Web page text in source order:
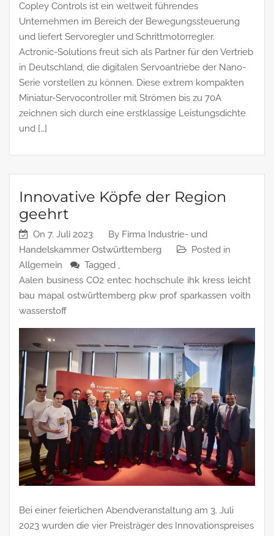
Copley Controls ist ein weltweit führendes
Unternehmen im Bereich der Bewegungssteuerung
und liefert Servoregler und Schrittmotorregler.
Actronic-Solutions freut sich als Partner für den Vertrieb
in Deutschland, die digitalen Servoantriebe der Nano-
Serie vorstellen zu können. Diese extrem kompakten
Miniatur-Servocontroller mit Strömen bis zu 70A
zeichnen sich durch eine erstklassige Leistungsdichte
und […]
Innovative Köpfe der Region
geehrt
On 7. Juli 2023 By Firma Industrie- und
Handelskammer Ostwürttemberg
Posted in
Allgemein
Tagged ,
Aalen business CO2 entec hochschule ihk kress leicht
bau mapal ostwürttemberg pkw prof sparkassen voith
wasserstoff
Bei einer feierlichen Abendveranstaltung am 3. Juli
2023 wurden die vier Preisträger des Innovationspreises